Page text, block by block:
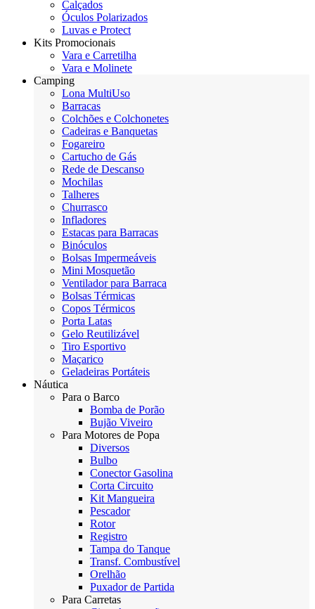
Calçados
Óculos Polarizados
Luvas e Protect
Kits Promocionais
Vara e Carretilha
Vara e Molinete
Camping
Lona MultiUso
Barracas
Colchões e Colchonetes
Cadeiras e Banquetas
Fogareiro
Cartucho de Gás
Rede de Descanso
Mochilas
Talheres
Churrasco
Infladores
Estacas para Barracas
Binóculos
Bolsas Impermeáveis
Mini Mosquetão
Ventilador para Barraca
Bolsas Térmicas
Copos Térmicos
Porta Latas
Gelo Reutilizável
Tiro Esportivo
Maçarico
Geladeiras Portáteis
Náutica
Para o Barco
Bomba de Porão
Bujão Viveiro
Para Motores de Popa
Diversos
Bulbo
Conector Gasolina
Corta Circuito
Kit Mangueira
Pescador
Rotor
Registro
Tampa do Tanque
Transf. Combustível
Orelhão
Puxador de Partida
Para Carretas